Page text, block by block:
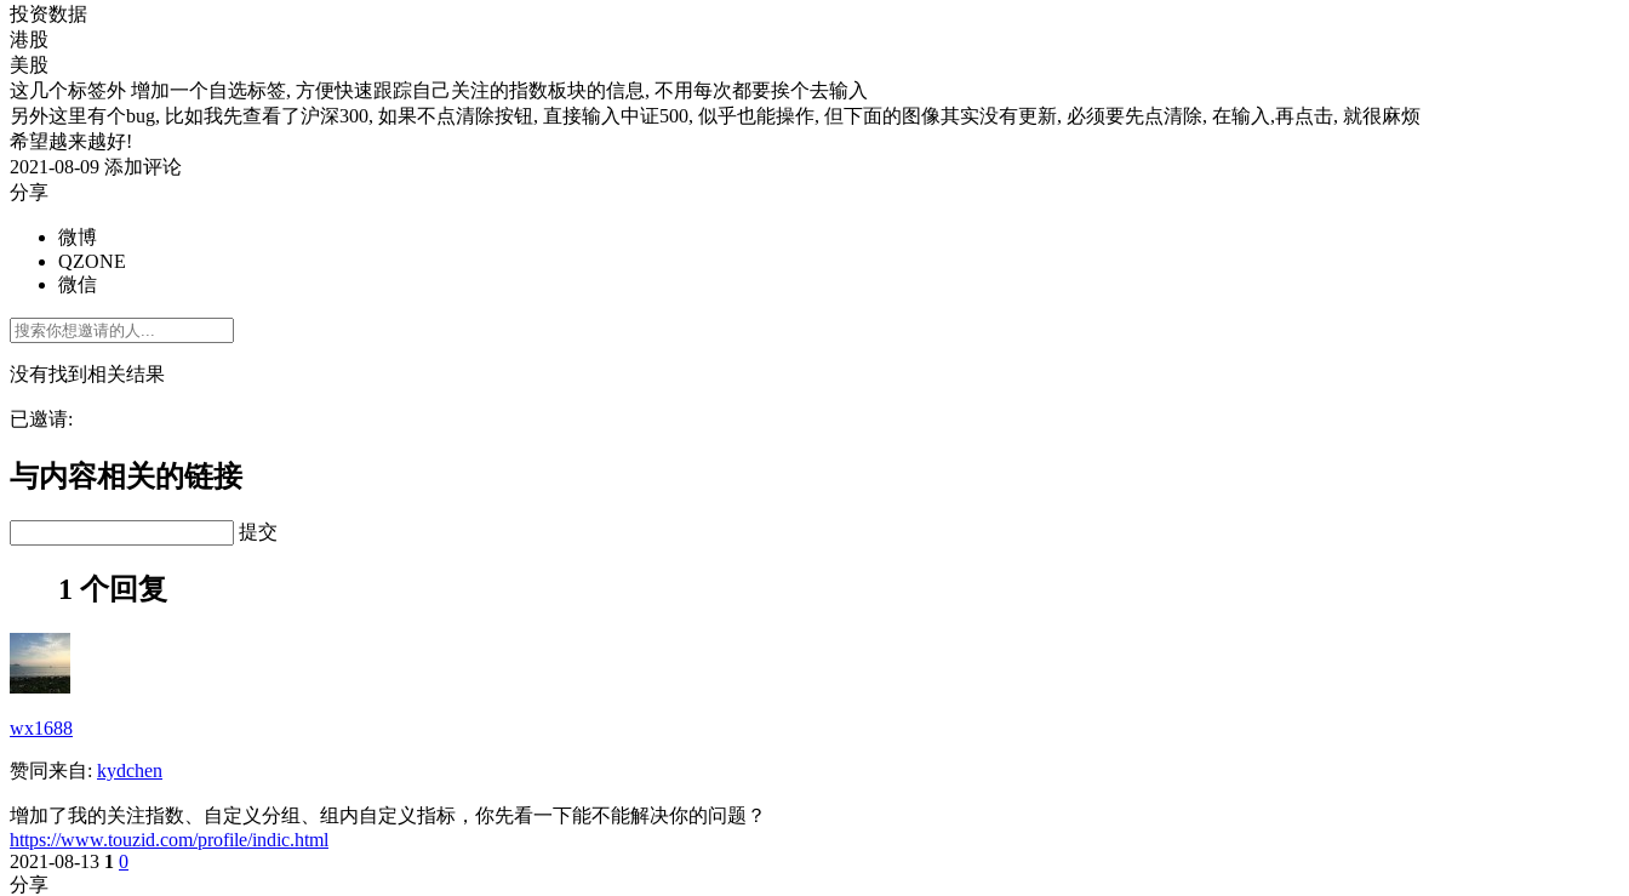
投资数据
港股
美股
这几个标签外 增加一个自选标签, 方便快速跟踪自己关注的指数板块的信息, 不用每次都要挨个去输入
另外这里有个bug, 比如我先查看了沪深300, 如果不点清除按钮, 直接输入中证500, 似乎也能操作, 但下面的图像其实没有更新, 必须要先点清除, 在输入,再点击, 就很麻烦
希望越来越好!
2021-08-09 添加评论
分享
微博
QZONE
微信
没有找到相关结果
已邀请:
与内容相关的链接
提交
1 个回复
wx1688
赞同来自: kydchen
增加了我的关注指数、自定义分组、组内自定义指标，你先看一下能不能解决你的问题？
https://www.touzid.com/profile/indic.html
2021-08-13 1 0
分享